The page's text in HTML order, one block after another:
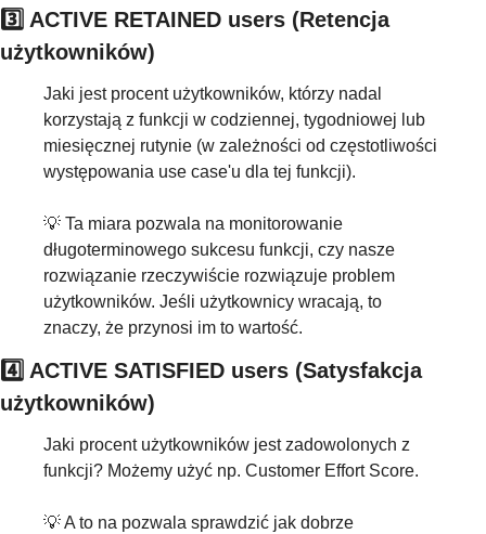
3️⃣ ACTIVE RETAINED users (Retencja
użytkowników)
Jaki jest procent użytkowników, którzy nadal
korzystają z funkcji w codziennej, tygodniowej lub
miesięcznej rutynie (w zależności od częstotliwości
występowania use case'u dla tej funkcji).
💡 Ta miara pozwala na monitorowanie
długoterminowego sukcesu funkcji, czy nasze
rozwiązanie rzeczywiście rozwiązuje problem
użytkowników. Jeśli użytkownicy wracają, to
znaczy, że przynosi im to wartość.
4️⃣ ACTIVE SATISFIED users (Satysfakcja
użytkowników)
Jaki procent użytkowników jest zadowolonych z
funkcji? Możemy użyć np. Customer Effort Score.
💡 A to na pozwala sprawdzić jak dobrze